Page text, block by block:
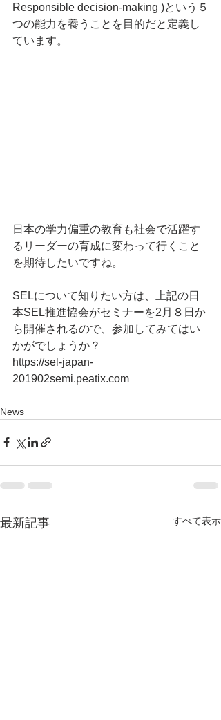
Responsible decision-making )という５
つの能力を養うことを目的だと定義し
ています。
日本の学力偏重の教育も社会で活躍す
るリーダーの育成に変わって行くこと
を期待したいですね。
SELについて知りたい方は、上記の日
本SEL推進協会がセミナーを2月８日か
ら開催されるので、参加してみてはい
かがでしょうか？
https://sel-japan-
201902semi.peatix.com
News
最新記事 すべて表示